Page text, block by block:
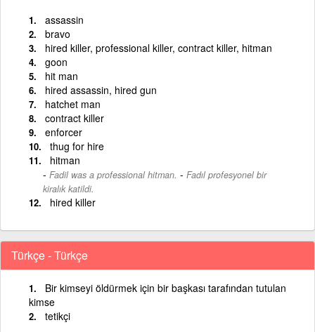
assassin
bravo
hired killer, professional killer, contract killer, hitman
goon
hit man
hired assassin, hired gun
hatchet man
contract killer
enforcer
thug for hire
hitman
Fadil was a professional hitman. - Fadıl profesyonel bir
kiralık katildi.
hired killer
Türkçe - Türkçe
Bir kimseyi öldürmek için bir başkası tarafından tutulan
kimse
tetikçi